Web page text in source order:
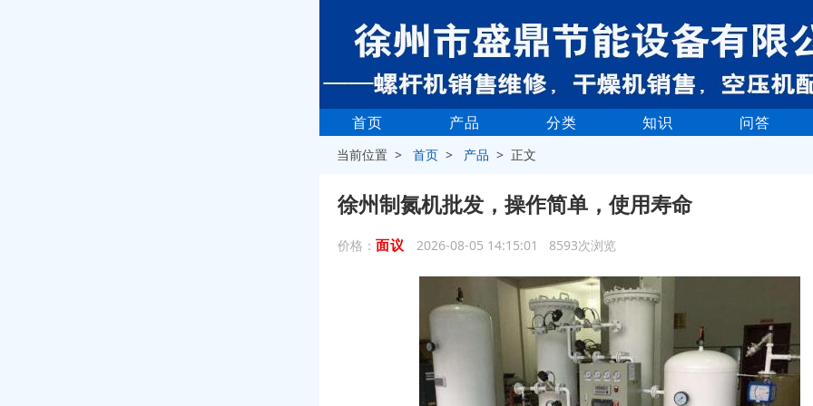
首页 产品 分类 知识 问答
当前位置 >首页 > 产品 > 正文
徐州制氮机批发，操作简单，使用寿命
价格： 面议 2026-08-05 14:15:01 8593次浏览